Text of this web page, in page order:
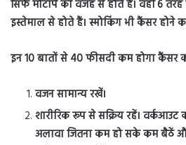
सिर्फ मोटापे की वजह से होते हैं। वहीं 6
इस्तेमाल से होते हैं। स्मोकिंग भी कैंसर होने
इन 10 बातों से 40 फीसदी कम होगा कैंसर
वजन सामान्य रखें।
शारीरिक रूप से सक्रिय रहें।
अलावा जितना कम हो सके कम बैठें